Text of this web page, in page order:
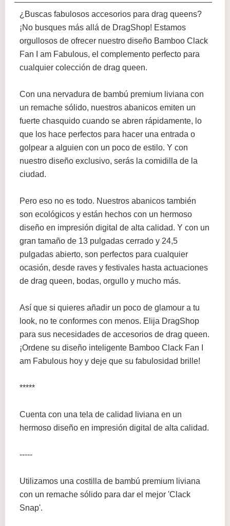
¿Buscas fabulosos accesorios para drag queens?
¡No busques más allá de DragShop! Estamos
orgullosos de ofrecer nuestro diseño Bamboo Clack
Fan I am Fabulous, el complemento perfecto para
cualquier colección de drag queen.
Con una nervadura de bambú premium liviana con
un remache sólido, nuestros abanicos emiten un
fuerte chasquido cuando se abren rápidamente, lo
que los hace perfectos para hacer una entrada o
golpear a alguien con un poco de estilo. Y con
nuestro diseño exclusivo, serás la comidilla de la
ciudad.
Pero eso no es todo. Nuestros abanicos también
son ecológicos y están hechos con un hermoso
diseño en impresión digital de alta calidad. Y con un
gran tamaño de 13 pulgadas cerrado y 24,5
pulgadas abierto, son perfectos para cualquier
ocasión, desde raves y festivales hasta actuaciones
de drag queen, bodas, orgullo y mucho más.
Así que si quieres añadir un poco de glamour a tu
look, no te conformes con menos. Elija DragShop
para sus necesidades de accesorios de drag queen.
¡Ordene su diseño inteligente Bamboo Clack Fan I
am Fabulous hoy y deje que su fabulosidad brille!
*****
Cuenta con una tela de calidad liviana en un
hermoso diseño en impresión digital de alta calidad.
-----
Utilizamos una costilla de bambú premium liviana
con un remache sólido para dar el mejor 'Clack
Snap'.